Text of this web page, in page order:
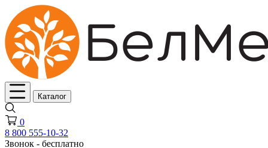
Каталог
0
8 800 555-10-32
Звонок - бесплатно